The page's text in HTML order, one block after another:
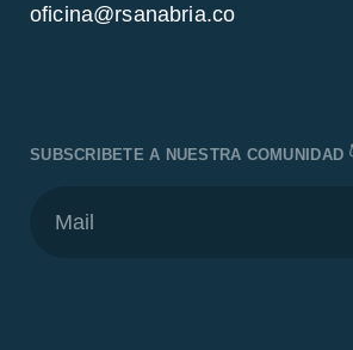
oficina@rsanabria.co
SUBSCRIBETE A NUESTRA COMUNIDAD